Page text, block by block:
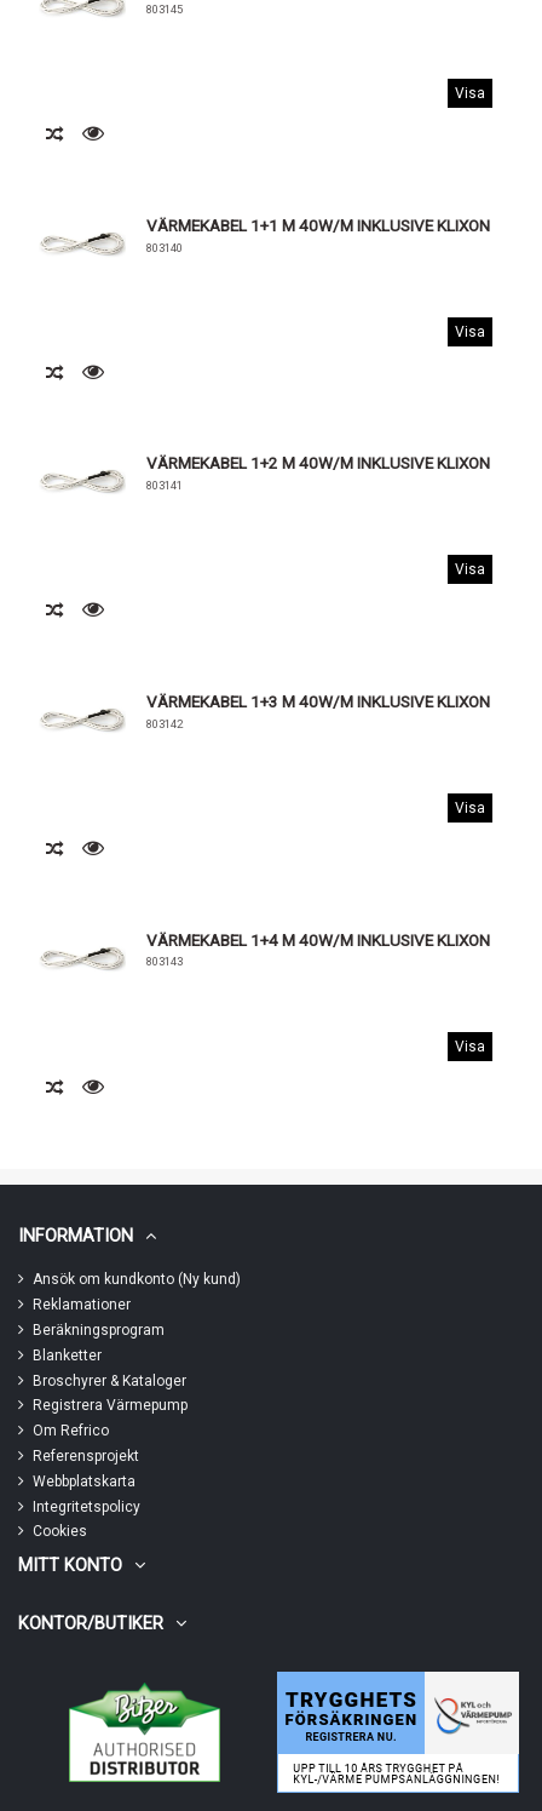
803145
Visa
VÄRMEKABEL 1+1 M 40W/M INKLUSIVE KLIXON
803140
Visa
VÄRMEKABEL 1+2 M 40W/M INKLUSIVE KLIXON
803141
Visa
VÄRMEKABEL 1+3 M 40W/M INKLUSIVE KLIXON
803142
Visa
VÄRMEKABEL 1+4 M 40W/M INKLUSIVE KLIXON
803143
Visa
INFORMATION
Ansök om kundkonto (Ny kund)
Reklamationer
Beräkningsprogram
Blanketter
Broschyrer & Kataloger
Registrera Värmepump
Om Refrico
Referensprojekt
Webbplatskarta
Integritetspolicy
Cookies
MITT KONTO
KONTOR/BUTIKER